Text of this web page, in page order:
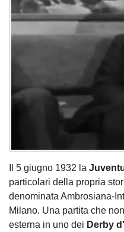
Il 5 giugno 1932 la
particolari della propria
denominata Ambrosiana-
Milano. Una partita che
esterna in uno dei Derby